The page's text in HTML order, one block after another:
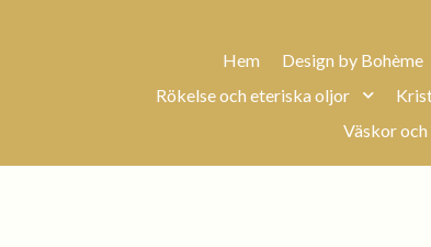
Hem Design by Bohème
Rökelse och eteriska oljor
Väskor